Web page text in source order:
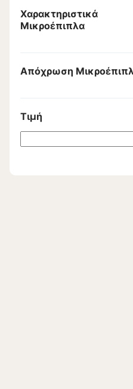
Χαρακτηριστικά
Μικροέπιπλα
Απόχρωση
Τιμή